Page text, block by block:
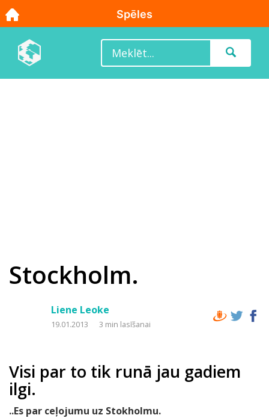
Stockholm.
Liene Leoke
19.01.2013 3 min lasīšanai
Visi par to tik runā jau gadiem
ilgi.
..Es par ceļojumu uz Stokholmu.